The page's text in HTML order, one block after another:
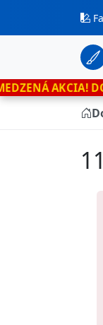
DOPRAVA